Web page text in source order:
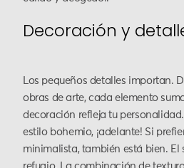
Decoración y
Los pequeños detalles importan.
obras de arte, cada elemento
decoración refleja tu personalidad.
estilo bohemio, ¡adelante! Si
minimalista, también está bien. El